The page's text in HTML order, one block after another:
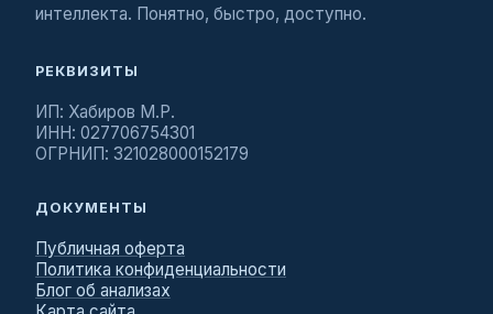
интеллекта. Понятно, быстро, доступно.
РЕКВИЗИТЫ
ИП: Хабиров М.Р.
ИНН: 027706754301
ОГРНИП: 321028000152179
ДОКУМЕНТЫ
Публичная оферта
Политика конфиденциальности
Блог об анализах